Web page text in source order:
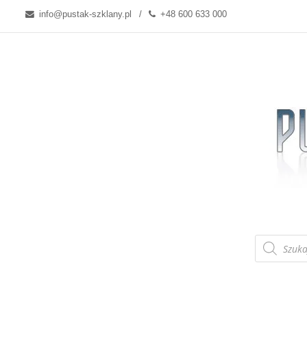
info@pustak-szklany.pl +48 600 633 000